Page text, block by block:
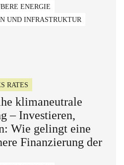
ENERGIE
UND INFRASTRUKTUR
RATES
klimaneutrale
– Investieren,
Wie gelingt eine
Finanzierung der